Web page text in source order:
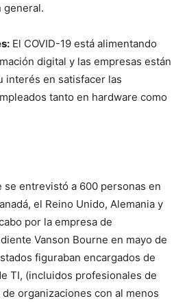
general.
El COVID-19 está alimentando
digital y las empresas están
interés en satisfacer las
tanto en hardware como
se entrevistó a 600 personas en
el Reino Unido, Alemania y
por la empresa de
Vanson Bourne en mayo de
figuraban encargados de
TI, (incluidos profesionales de
organizaciones con al menos